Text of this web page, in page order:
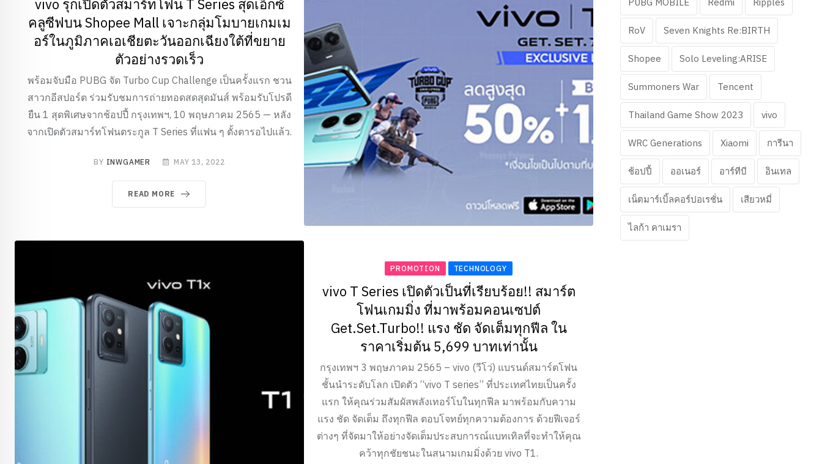
vivo รุกเปิดตัวสมาร์ทโฟน T Series สุดเอ็กซ์
คลูซีฟบน Shopee Mall เจาะกลุ่มโมบายเกมเม
อร์ในภูมิภาคเอเชียตะวันออกเฉียงใต้ที่ขยาย
ตัวอย่างรวดเร็ว
พร้อมจับมือ PUBG จัด Turbo Cup Challenge เป็นครั้งแรก ชวน
สาวกอีสปอร์ต ร่วมรับชมการถ่ายทอดสดสุดมันส์ พร้อมรับโปรดี
ยืน 1 สุดพิเศษจากช้อปปี้ กรุงเทพฯ, 10 พฤษภาคม 2565 — หลัง
จากเปิดตัวสมาร์ทโฟนตระกูล T Series ที่แฟน ๆ ตั้งตารอไปแล้ว.
BY INWGAMER MAY 13, 2022
READ MORE
PROMOTION TECHNOLOGY
vivo T Series เปิดตัวเป็นที่เรียบร้อย!! สมาร์ต
โฟนเกมมิ่ง ที่มาพร้อมคอนเซปต์
Get.Set.Turbo!! แรง ชัด จัดเต็มทุกฟีล ใน
ราคาเริ่มต้น 5,699 บาทเท่านั้น
กรุงเทพฯ 3 พฤษภาคม 2565 – vivo (วีโว่) แบรนด์สมาร์ตโฟน
ชั้นนำระดับโลก เปิดตัว “vivo T series” ที่ประเทศไทยเป็นครั้ง
แรก ให้คุณร่วมสัมผัสพลังเทอร์โบในทุกฟีล มาพร้อมกับความ
แรง ชัด จัดเต็ม ถึงทุกฟีล ตอบโจทย์ทุกความต้องการ ด้วยฟีเจอร์
ต่างๆ ที่จัดมาให้อย่างจัดเต็มประสบการณ์แบทเทิลที่จะทำให้คุณ
คว้าทุกชัยชนะในสนามเกมมิ่งด้วย vivo T1.
RoV Seven Knights Re:BIRTH
Shopee Solo Leveling:ARISE
Summoners War Tencent
Thailand Game Show 2023 vivo
WRC Generations Xiaomi การีนา
ช้อปปี้ ออเนอร์ อาร์ทีบี อินเทล
เน็ตมาร์เบิ้ลคอร์ปอเรชั่น เสียวหมี่
ไลก้า คาเมรา